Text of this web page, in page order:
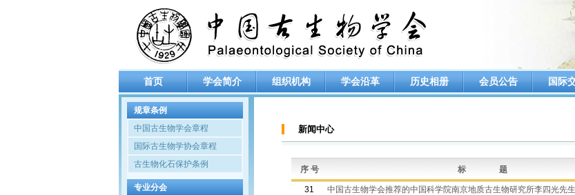
首页 学会简介 组织机构 学会沿革 历史相册 会员公告 国际
规章条例
中国古生物学会章程
国际古生物学协会章程
古生物化石保护条例
专业分会
新闻中心
序 号 标 题
31